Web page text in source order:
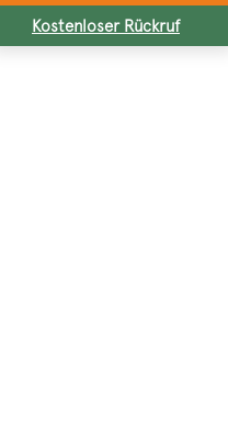
Kostenloser Rückruf